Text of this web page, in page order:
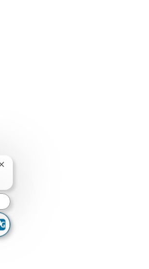
Chiudi la notifica del chatbot